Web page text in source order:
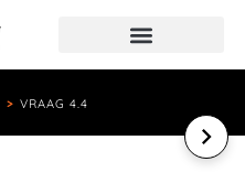
> VRAAG 4.4